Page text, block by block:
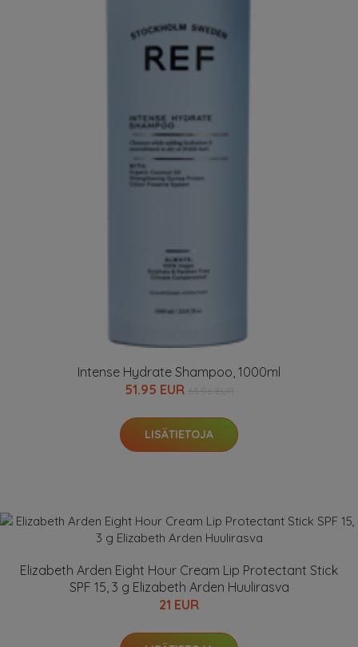
Intense Hydrate Shampoo, 1000ml
51.95 EUR
LISÄTIETOJA
Elizabeth Arden Eight Hour Cream Lip Protectant Stick
SPF 15, 3 g Elizabeth Arden Huulirasva
21 EUR